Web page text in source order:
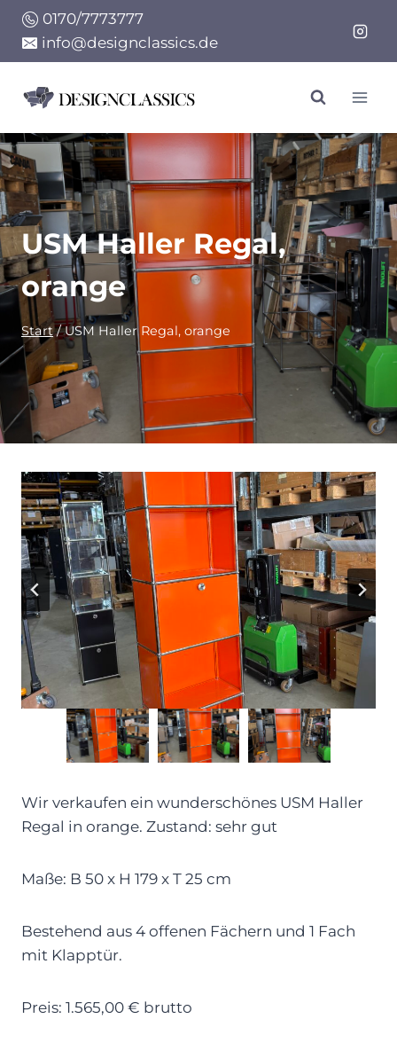
Zum
Inhalt
springen
0170/7773777
info@designclassics.de
USM Haller Regal,
orange
Start / USM Haller Regal, orange
Wir verkaufen ein wunderschönes USM Haller
Regal in orange. Zustand: sehr gut
Maße: B 50 x H 179 x T 25 cm
Bestehend aus 4 offenen Fächern und 1 Fach
mit Klapptür.
Preis: 1.565,00 € brutto